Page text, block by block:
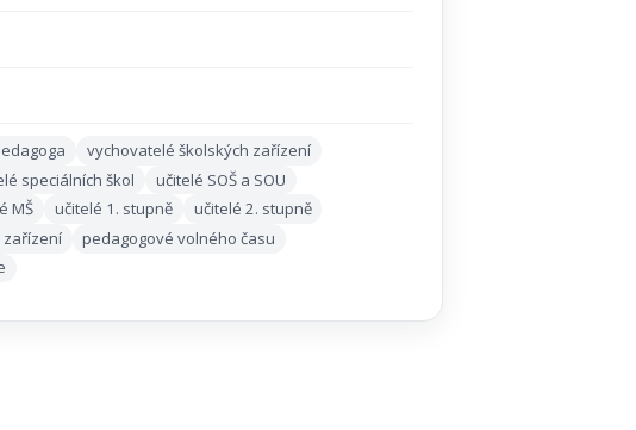
vychovatelé školských zařízení
speciálních škol
učitelé SOŠ a SOU
MŠ učitelé 1. stupně
učitelé 2. stupně
zařízení
pedagogové volného času